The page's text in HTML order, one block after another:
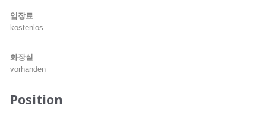
입장료
kostenlos
화장실
vorhanden
Position